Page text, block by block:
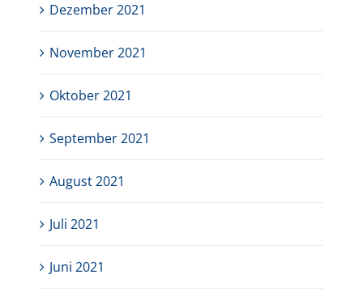
Dezember 2021
November 2021
Oktober 2021
September 2021
August 2021
Juli 2021
Juni 2021